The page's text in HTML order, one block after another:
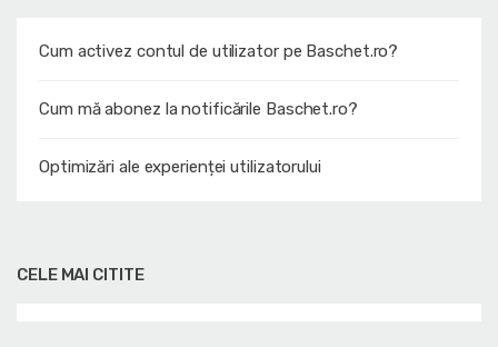
Cum activez contul de utilizator pe Baschet.ro?
Cum mă abonez la notificările Baschet.ro?
Optimizări ale experienței utilizatorului
CELE MAI CITITE